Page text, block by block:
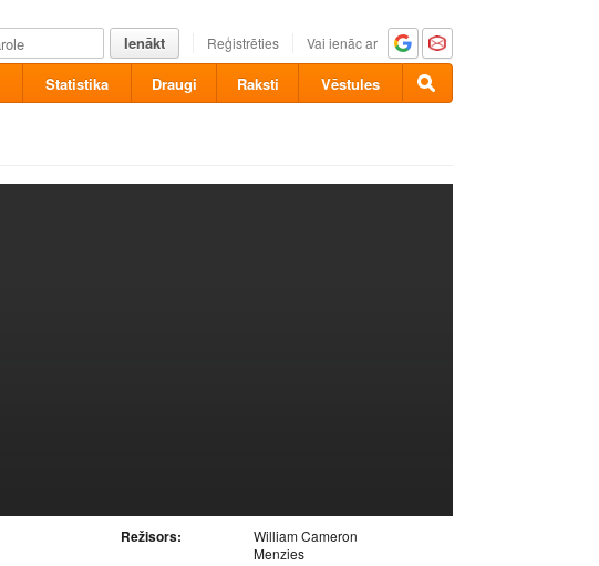
Ienākt Reģistrēties Vai ienāc ar
Statistika Draugi Raksti Vēstules
Režisors:
William Cameron
Menzies